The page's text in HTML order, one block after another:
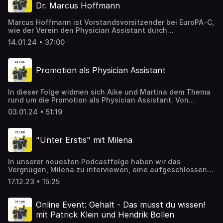
Herausforderungen im ambulanten Bereich, das "HÄPPI"
von Physician Assistants. Alle Infos zu Häppi Du möchtest
in der ambulanten Medizin arbeiten? ➡️Hier findest Du
Jobs Sie interessieren sich über den konkreten Einsatz
Dr. Marcus Hoffmann
Marcus Hoffmann ist Vorstandsvorsitzender bei EuroPA-C,
wie der Verein den Physician Assistant durch
internationale Expertise auch in Deutschland
unterstützen möchte und warum es 2023 auch erstmalig
neuen Folge. Du möchtest bei der OSCE dabei sein? Hier
geht's zur Anmeldung: https://pa-academy.de/s/pa-
academy/osce
14.01.24 • 37:00
Promotion als Physician Assistant
In dieser Folge widmen sich Aike und Martina dem Thema
rund um die Promotion als Physician Assistant. Von
vergangenen Klausurnoten und Hausarbeiten über den
Bachelorabschluss und noch weiter bis zum ersehnten
03.01.24 • 51:19
"Unter Erstis" mit Milena
In unserer neuesten Podcastfolge haben wir das
Vergnügen, Milena zu interviewen, eine aufgeschlossene
und engagierte Studentin im ersten Semester des
Physician Assistant (PA) Studiengangs in Neu Ulm. Taucht
Aufbau ihres Studiums an der Hochschule gibt. Milena
teilt nicht nur ihre persönlichen Erfahrungen, sondern gibt
auch wertvolle Tipps und Ratschläge für alle, die sich für
17.12.23 • 15:25
Online Event: Gehalt - Das musst du wissen!
mit Patrick Klein und Hendrik Bollen